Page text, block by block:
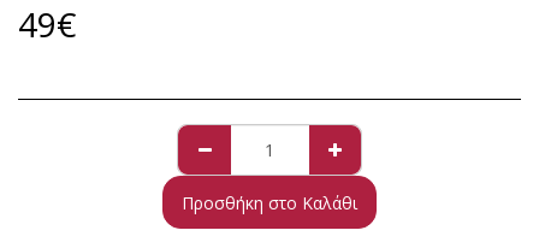
49€
Προσθήκη στο Καλάθι